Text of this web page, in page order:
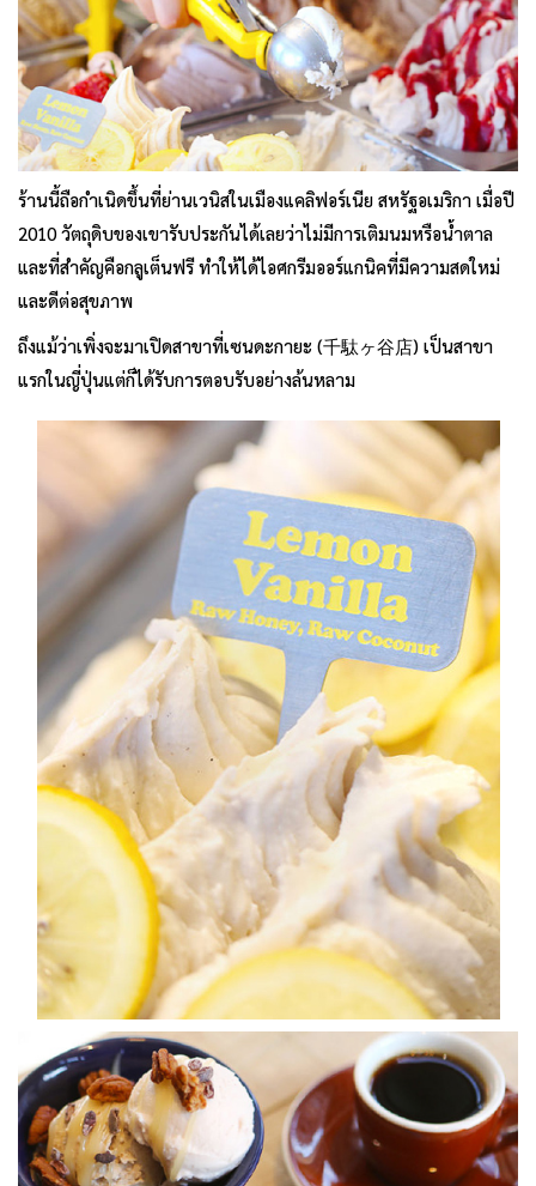
ร้านนี้ถือกำเนิดขึ้นที่ย่านเวนิสในเมืองแคลิฟอร์เนีย สหรัฐอเมริกา เมื่อปี
2010 วัตถุดิบของเขารับประกันได้เลยว่าไม่มีการเติมนมหรือน้ำตาล
และที่สำคัญคือกลูเต็นฟรี ทำให้ได้ไอศกรีมออร์แกนิคที่มีความสดใหม่
และดีต่อสุขภาพ
ถึงแม้ว่าเพิ่งจะมาเปิดสาขาที่เซนดะกายะ (千駄ヶ谷店) เป็นสาขา
แรกในญี่ปุ่นแต่ก็ได้รับการตอบรับอย่างล้นหลาม